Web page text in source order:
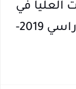
العليا في
كليات جامعة بابل للعام الدراسي 2019-